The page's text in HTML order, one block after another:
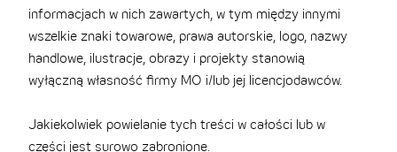
informacjach w nich zawartych, w tym między innymi
wszelkie znaki towarowe, prawa autorskie, logo, nazwy
handlowe, ilustracje, obrazy i projekty stanowią
wyłączną własność firmy MO i/lub jej licencjodawców.
Jakiekolwiek powielanie tych treści w całości lub w
części jest surowo zabronione.